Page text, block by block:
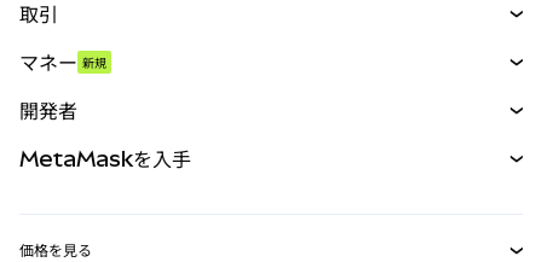
取引
パーペチュアル
RWA
マネー 新規
開発者
MetaMaskを入手
価格を見る